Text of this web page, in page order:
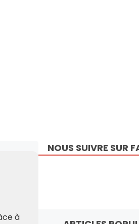
à
NOUS SUIVRE SUR